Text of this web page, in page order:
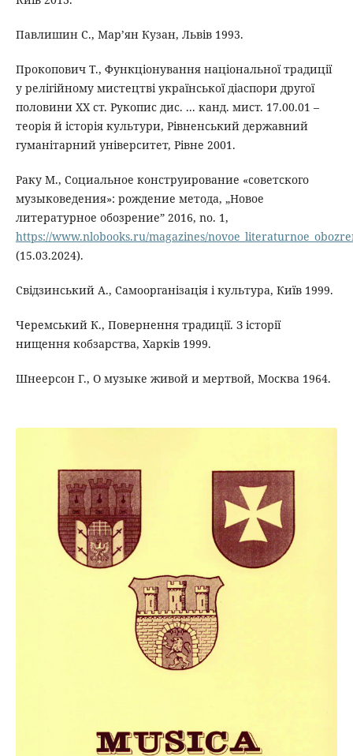
Павлишин С., Мар’ян Кузан, Львів 1993.
Прокопович Т., Функціонування національної традиції
у релігійному мистецтві української діаспори другої
половини ХХ ст. Рукопис дис. ... канд. мист. 17.00.01 –
теорія й історія культури, Рівненський державний
гуманітарний університет, Рівне 2001.
Раку М., Социальное конструирование «советского
музыковедения»: рождение метода, „Новое
литературное обозрение” 2016, no. 1,
https://www.nlobooks.ru/magazines/
(15.03.2024).
Свідзинський А., Самоорганізація і культура, Київ 1999.
Черемський К., Повернення традиції. З історії
нищення кобзарства, Харків 1999.
Шнеерсон Г., О музыке живой и мертвой, Москва 1964.